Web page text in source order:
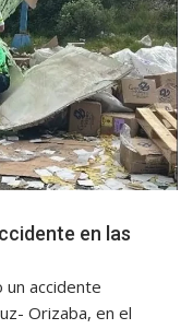
en las
accidente
Orizaba, en el